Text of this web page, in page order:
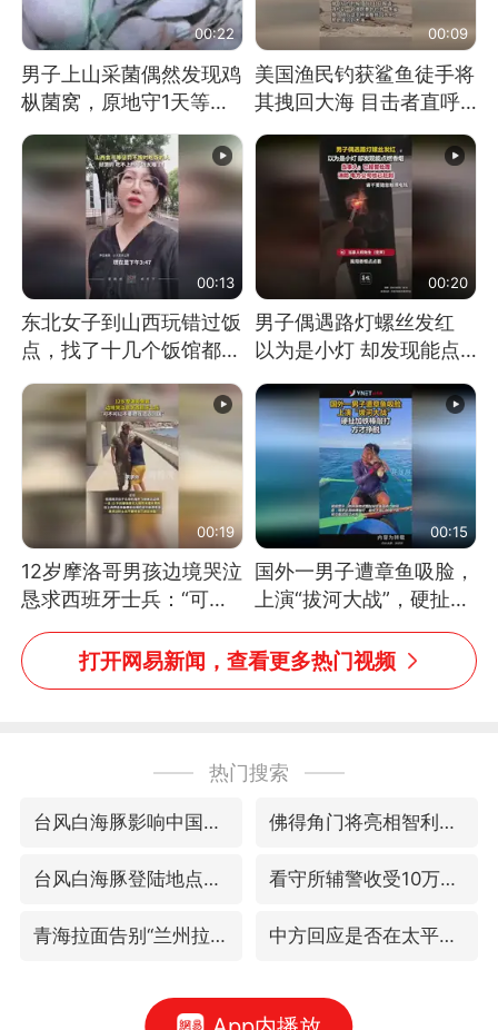
00:22
男子上山采菌偶然发现鸡
枞菌窝，原地守1天等它
长大：挖了140多朵
00:09
美国渔民钓获鲨鱼徒手将
其拽回大海 目击者直呼
震惊 （视频来源：参考
消息）
00:13
东北女子到山西玩错过饭
点，找了十几个饭馆都没
开门：午休到几点
00:20
男子偶遇路灯螺丝发红
以为是小灯 却发现能点
燃香烟 当事人：已报警
处理
00:19
12岁摩洛哥男孩边境哭泣
恳求西班牙士兵：“可不
可以不要把我遣返回国”
00:15
国外一男子遭章鱼吸脸，
上演“拔河大战”，硬扯加
铁棒敲打方才挣脱
打开网易新闻，查看更多热门视频
热门搜索
台风白海豚影响中国已成定局 佛得角门将亮相智利俱乐部主场
台风白海豚登陆地点更新 看守所辅警收受10万获刑1年
青海拉面告别“兰州拉面” 中方回应是否在太平洋海底开采稀土